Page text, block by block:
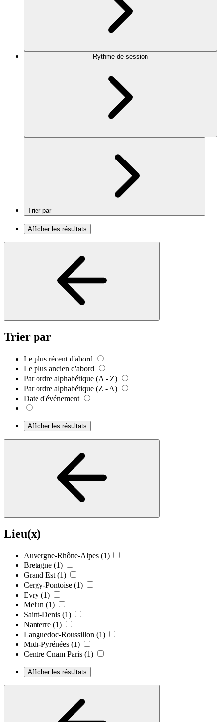
Rythme de session
Trier par
Afficher les résultats
Trier par
Le plus récent d'abord
Le plus ancien d'abord
Par ordre alphabétique (A - Z)
Par ordre alphabétique (Z - A)
Date d'événement
Afficher les résultats
Lieu(x)
Auvergne-Rhône-Alpes (1)
Bretagne (1)
Grand Est (1)
Cergy-Pontoise (1)
Evry (1)
Melun (1)
Saint-Denis (1)
Nanterre (1)
Languedoc-Roussillon (1)
Midi-Pyrénées (1)
Centre Cnam Paris (1)
Afficher les résultats